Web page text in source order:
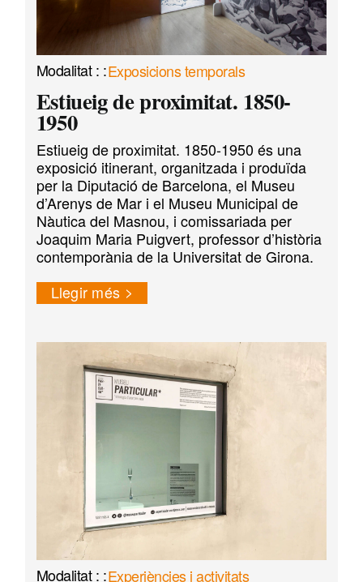
Exposicions temporals
Estiueig de proximitat. 1850-
1950
Estiueig de proximitat. 1850-1950 és una
exposició itinerant, organitzada i produïda
per la Diputació de Barcelona, el Museu
d’Arenys de Mar i el Museu Municipal de
Nàutica del Masnou, i comissariada per
Joaquim Maria Puigvert, professor d’història
contemporània de la Universitat de Girona.
Llegir més
Experiències i activitats